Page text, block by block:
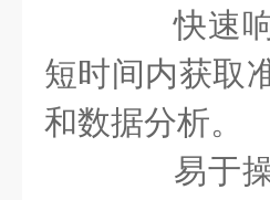
快速响
短时间内获取
和数据分析。
易于操